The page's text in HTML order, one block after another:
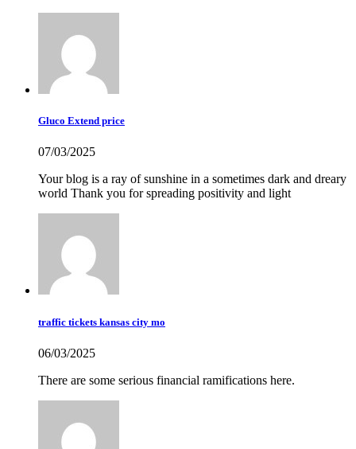
Gluco Extend price
07/03/2025
Your blog is a ray of sunshine in a sometimes dark and dreary
world Thank you for spreading positivity and light
traffic tickets kansas city mo
06/03/2025
There are some serious financial ramifications here.